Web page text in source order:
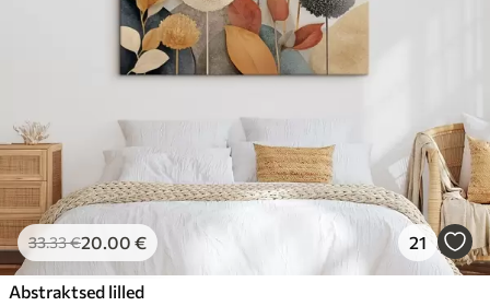
33.33€20.00 € 21
Abstraktsed lilled